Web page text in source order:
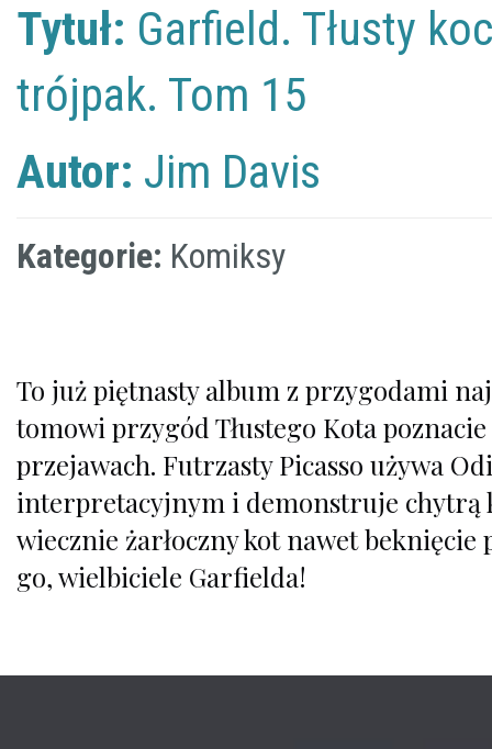
Tytuł: Garfield. Tłusty
trójpak. Tom 15
Autor: Jim Davis
Kategorie: Komiksy
To już piętnasty album z przygodami
tomowi przygód Tłustego Kota
przejawach. Futrzasty Picasso używa
interpretacyjnym i demonstruje chytrą
wiecznie żarłoczny kot nawet
go, wielbiciele Garfielda!